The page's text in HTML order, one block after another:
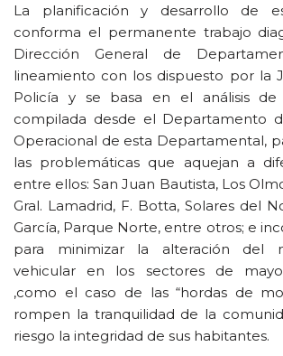
La planificación y desarrollo de
conforma el permanente trabajo
Dirección General de
lineamiento con los dispuesto por la
Policía y se basa en el análisis de
compilada desde el Departamento
Operacional de esta Departamental,
las problemáticas que aquejan a
entre ellos: San Juan Bautista, Los
Gral. Lamadrid, F. Botta, Solares del
García, Parque Norte, entre otros; e
para minimizar la alteración del
vehicular en los sectores de
,como el caso de las “hordas de
rompen la tranquilidad de la
riesgo la integridad de sus habitantes.